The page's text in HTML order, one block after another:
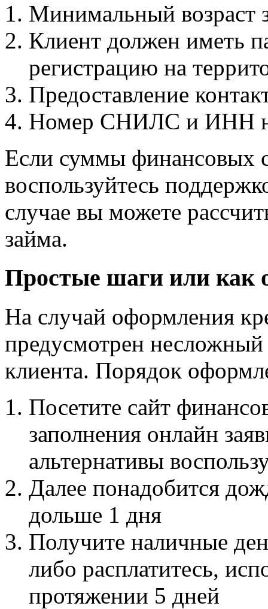
Минимальный возраст
Клиент должен иметь
регистрацию на
Предоставление
Номер СНИЛС и ИНН
Если суммы финансовых
воспользуйтесь
случае вы можете
займа.
Простые шаги или как
На случай оформления
предусмотрен несложный
клиента. Порядок
Посетите сайт
заполнения онлайн
альтернативы
Далее понадобится
дольше 1 дня
Получите наличные
либо расплатитесь,
протяжении 5 дней